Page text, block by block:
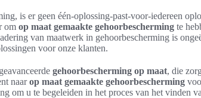
is er geen één-oplossing-past-voor-iedereen
om op maat gemaakte gehoorbescherming te
van maatwerk in gehoorbescherming is
voor onze klanten.
gehoorbescherming op maat, die
naarop maat gemaakte gehoorbescherming
om u te begeleiden in het proces van het vinden